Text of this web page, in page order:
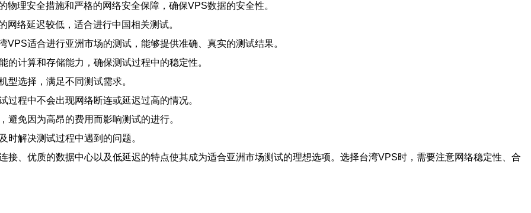
理安全措施和严格的网络安全保障，确保VPS数据的安全性。
络延迟较低，适合进行中国相关测试。
适合进行亚洲市场的测试，能够提供准确、真实的测试结果。
计算和存储能力，确保测试过程中的稳定性。
型选择，满足不同测试需求。
程中不会出现网络断连或延迟过高的情况。
免因为高昂的费用而影响测试的进行。
时解决测试过程中遇到的问题。
、优质的数据中心以及低延迟的特点使其成为适合亚洲市场测试的理想选项。选择台湾VPS时，需要注意网络稳定性、合